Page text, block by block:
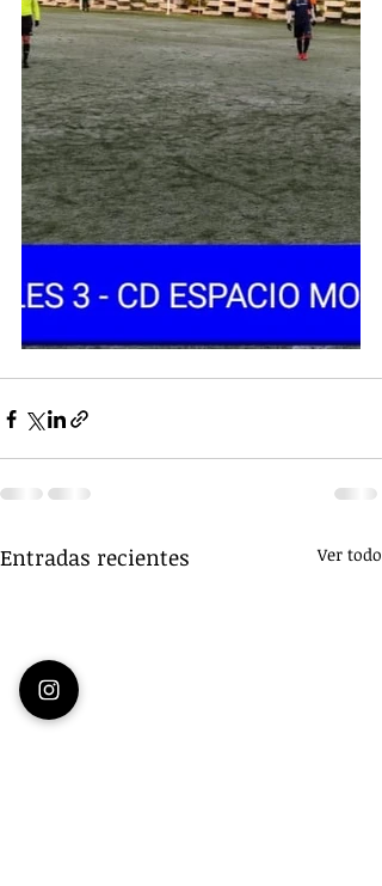
Entradas recientes Ver todo